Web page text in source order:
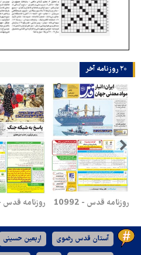
۲۰ روزنامه‌ آخر
روزنامه قدس - 10992 روزنامه قدس -
آستان قدس رضوی اربعین حسینی